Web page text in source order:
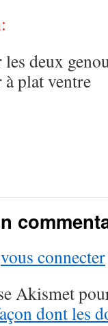
deux
plat ventre
vous connecter
Akismet
dont les